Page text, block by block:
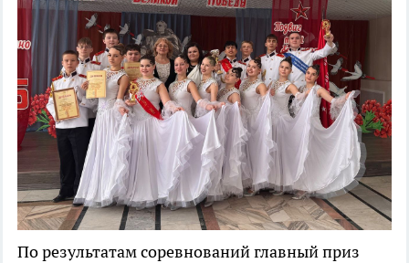
По результатам соревнований главный приз